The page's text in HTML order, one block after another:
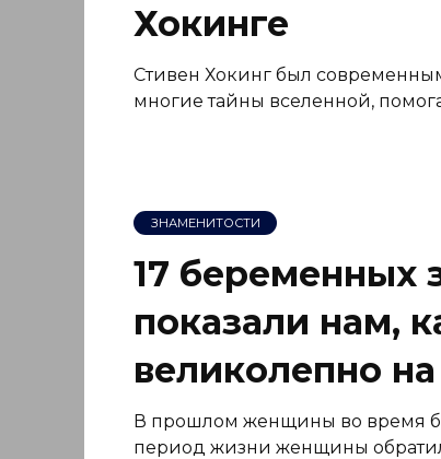
Хокинге
Стивен Хокинг был
многие тайны вселенной,
ЗНАМЕНИТОСТИ
17 беременных
показали нам,
великолепно
В прошлом женщины во время
период жизни женщины